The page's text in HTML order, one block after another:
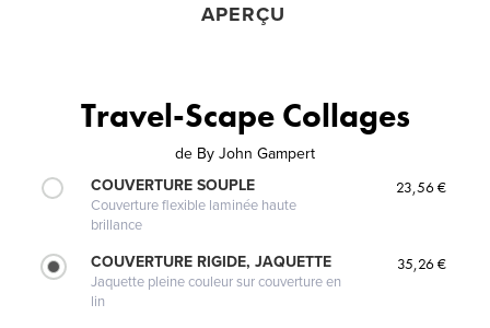
APERÇU
Travel-Scape Collages
de By John Gampert
COUVERTURE SOUPLE
Couverture flexible laminée haute
brillance
23,56 €
COUVERTURE RIGIDE, JAQUETTE
Jaquette pleine couleur sur couverture en
lin
35,26 €